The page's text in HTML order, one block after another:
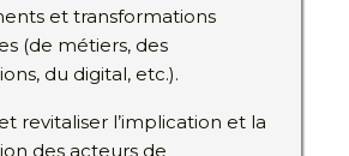
et transformations
(de métiers, des
du digital, etc.).
revitaliser l’implication et la
des acteurs de